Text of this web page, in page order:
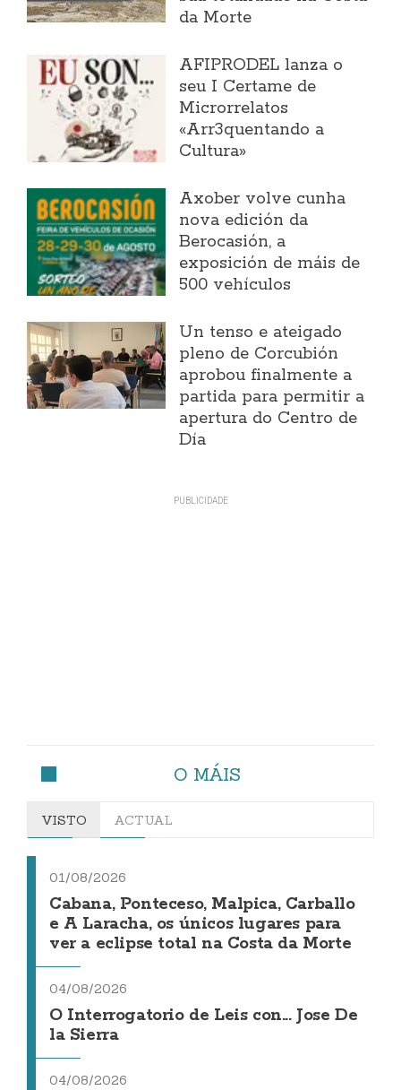
da Morte
AFIPRODEL lanza o
seu I Certame de
Microrrelatos
«Arr3quentando a
Cultura»
Axober volve cunha
nova edición da
Berocasión, a
exposición de máis de
500 vehículos
Un tenso e ateigado
pleno de Corcubión
aprobou finalmente a
partida para permitir a
apertura do Centro de
Día
O MÁIS
VISTO ACTUAL
01/08/2026
Cabana, Ponteceso, Malpica, Carballo
e A Laracha, os únicos lugares para
ver a eclipse total na Costa da Morte
04/08/2026
O Interrogatorio de Leis con... Jose De
la Sierra
04/08/2026